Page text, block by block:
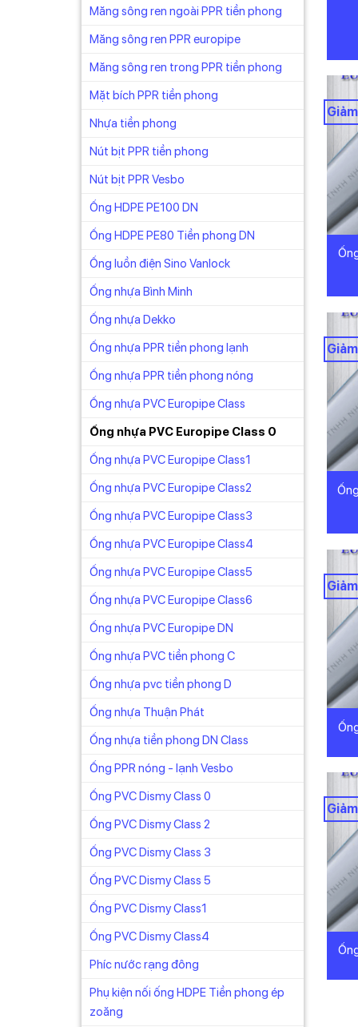
Măng sông ren ngoài PPR tiền phong
Măng sông ren PPR europipe
Măng sông ren trong PPR tiền phong
Mặt bích PPR tiền phong
Nhựa tiền phong
Nút bịt PPR tiền phong
Nút bịt PPR Vesbo
Ống HDPE PE100 DN
Ống HDPE PE80 Tiền phong DN
Ống luồn điện Sino Vanlock
Ống nhựa Bình Minh
Ống nhựa Dekko
Ống nhựa PPR tiền phong lạnh
Ống nhựa PPR tiền phong nóng
Ống nhựa PVC Europipe Class
Ống nhựa PVC Europipe Class 0
Ống nhựa PVC Europipe Class1
Ống nhựa PVC Europipe Class2
Ống nhựa PVC Europipe Class3
Ống nhựa PVC Europipe Class4
Ống nhựa PVC Europipe Class5
Ống nhựa PVC Europipe Class6
Ống nhựa PVC Europipe DN
Ống nhựa PVC tiền phong C
Ống nhựa pvc tiền phong D
Ống nhựa Thuận Phát
Ống nhựa tiền phong DN Class
Ống PPR nóng - lạnh Vesbo
Ống PVC Dismy Class 0
Ống PVC Dismy Class 2
Ống PVC Dismy Class 3
Ống PVC Dismy Class 5
Ống PVC Dismy Class1
Ống PVC Dismy Class4
Phíc nước rạng đông
Phụ kiện nối ống HDPE Tiền phong ép
zoăng